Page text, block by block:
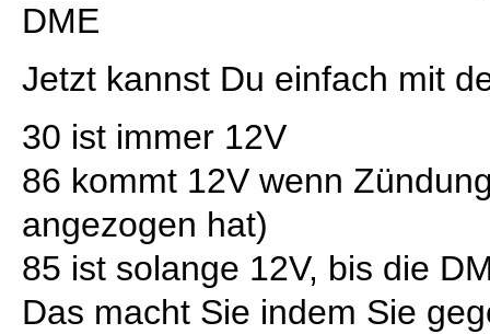
DME
Jetzt kannst Du einfach mit
30 ist immer 12V
86 kommt 12V wenn
angezogen hat)
85 ist solange 12V, bis die
Das macht Sie indem Sie